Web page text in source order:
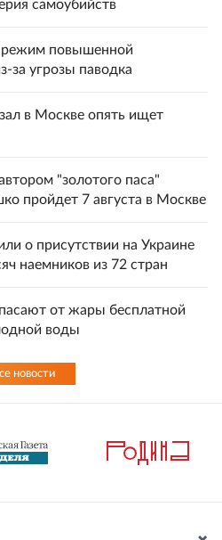
самоубийств
режим повышенной
за угрозы паводка
в Москве опять ищет
"золотого паса"
пройдет 7 августа в Москве
о присутствии на Украине
наемников из 72 стран
от жары бесплатной
воды
новости